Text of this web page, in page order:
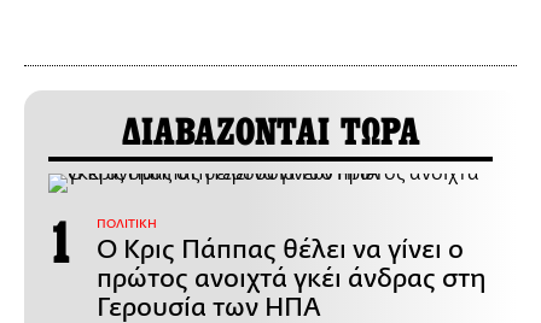
ΔΙΑΒΑΖΟΝΤΑΙ ΤΩΡΑ
ΠΟΛΙΤΙΚΗ
Ο Κρις Πάππας θέλει να γίνει ο
πρώτος ανοιχτά γκέι άνδρας στη
Γερουσία των ΗΠΑ